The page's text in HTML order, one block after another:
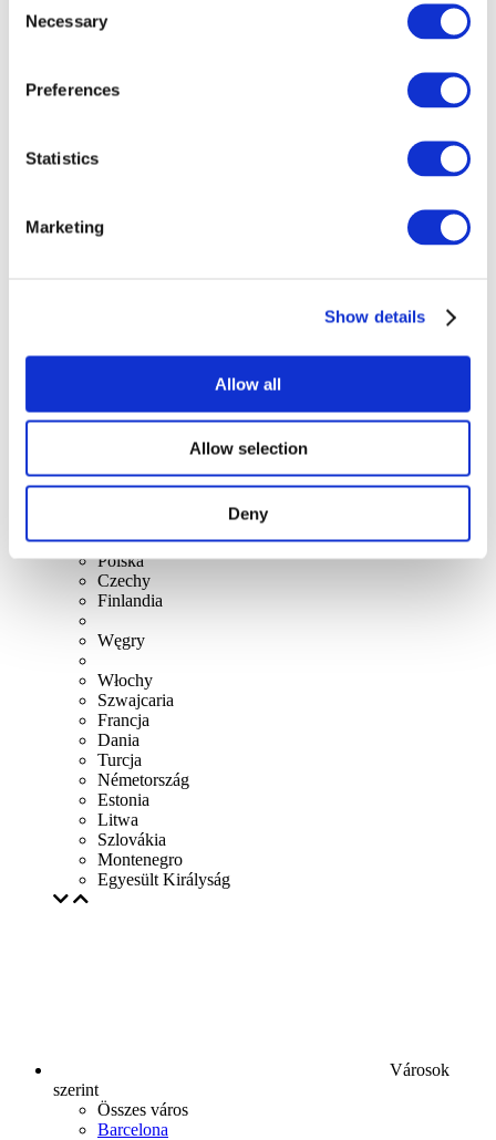
Selection
Necessary
Preferences
Statistics
Marketing
Show details
Allow all
Allow selection
Deny
Stand-Up
Országok
Holandia
Polska
Czechy
Finlandia
Węgry
Włochy
Szwajcaria
Francja
Dania
Turcja
Németország
Estonia
Litwa
Szlovákia
Montenegro
Egyesült Királyság
Városok
szerint
Összes város
Barcelona